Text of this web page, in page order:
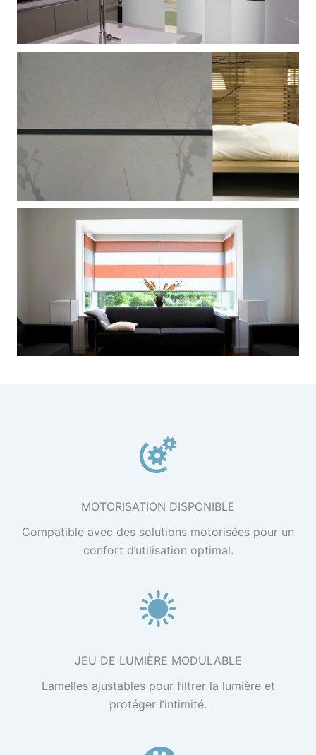
MOTORISATION DISPONIBLE
Compatible avec des solutions motorisées pour un
confort d’utilisation optimal.
JEU DE LUMIÈRE MODULABLE
Lamelles ajustables pour filtrer la lumière et
protéger l’intimité.